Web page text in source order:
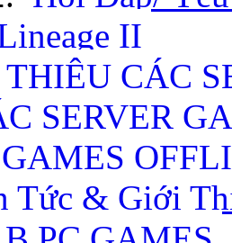
II
CÁC
SERVER
Tức & Giới